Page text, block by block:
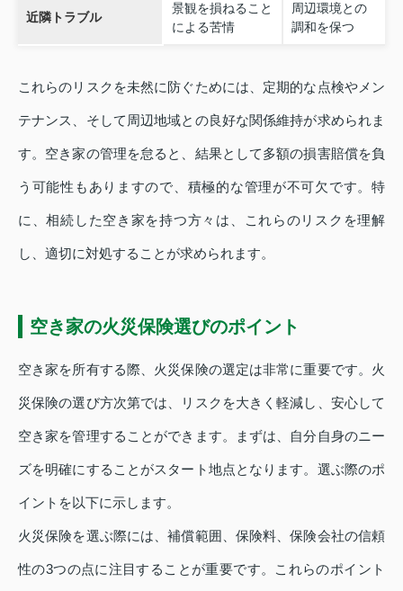
近隣トラブル
景観を損ねること
による苦情
周辺環境との
調和を保つ
これらのリスクを未然に防ぐためには、定期的な点検やメン
テナンス、そして周辺地域との良好な関係維持が求められま
す。空き家の管理を怠ると、結果として多額の損害賠償を負
う可能性もありますので、積極的な管理が不可欠です。特
に、相続した空き家を持つ方々は、これらのリスクを理解
し、適切に対処することが求められます。
空き家の火災保険選びのポイント
空き家を所有する際、火災保険の選定は非常に重要です。火
災保険の選び方次第では、リスクを大きく軽減し、安心して
空き家を管理することができます。まずは、自分自身のニー
ズを明確にすることがスタート地点となります。選ぶ際のポ
イントを以下に示します。
火災保険を選ぶ際には、補償範囲、保険料、保険会社の信頼
性の3つの点に注目することが重要です。これらのポイント